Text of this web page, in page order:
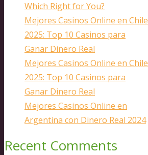
Which Right for You?
Mejores Casinos Online en Chile
2025: Top 10 Casinos para
Ganar Dinero Real
Mejores Casinos Online en Chile
2025: Top 10 Casinos para
Ganar Dinero Real
Mejores Casinos Online en
Argentina con Dinero Real 2024
Recent Comments